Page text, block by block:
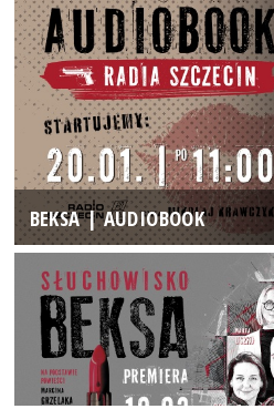
BEKSA | AUDIOBOOK